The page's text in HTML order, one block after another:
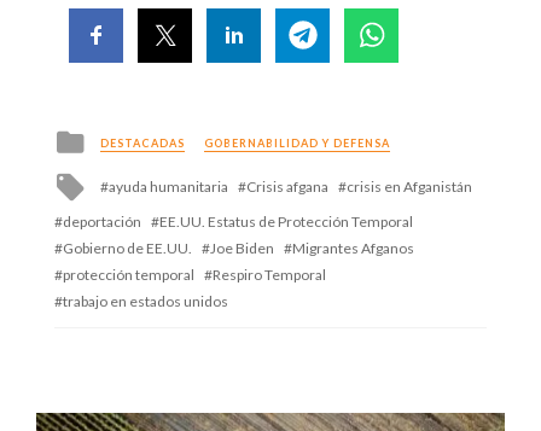
Posted
in
DESTACADAS GOBERNABILIDAD Y DEFENSA
Tagged
with
ayuda humanitaria Crisis afgana
crisis en Afganistán
deportación
EE.UU. Estatus de Protección Temporal
Gobierno de EE.UU.
Joe Biden
Migrantes Afganos
protección temporal
Respiro Temporal
trabajo en estados unidos